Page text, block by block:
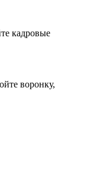
кадровые
воронку,